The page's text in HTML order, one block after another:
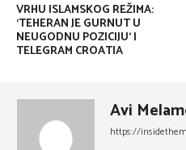
VRHU ISLAMSKOG REŽIMA:
‘TEHERAN JE GURNUT U
NEUGODNU POZICIJU’ |
TELEGRAM CROATIA
Avi
https://